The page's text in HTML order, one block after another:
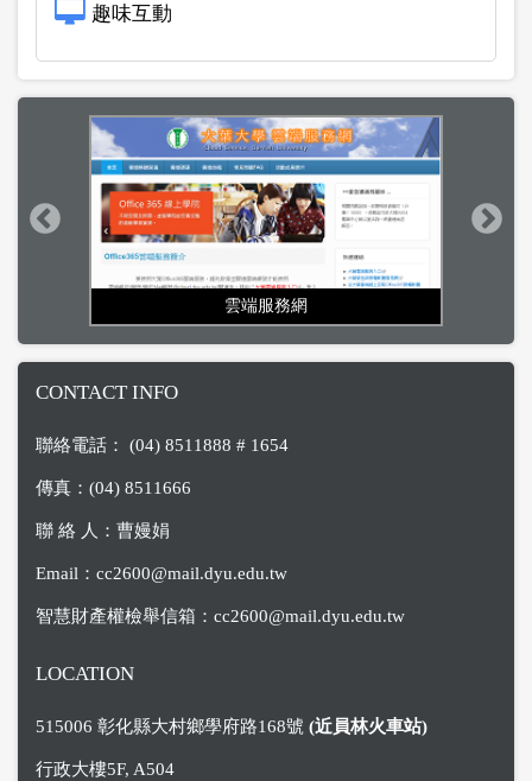
趣味互動
雲端服務網
CONTACT INFO
聯絡電話： (04) 8511888 # 1654
傳真：(04) 8511666
聯 絡 人：曹嫚娟
Email： cc2600@mail.dyu.edu.tw
智慧財產權檢舉信箱： cc2600@mail.dyu.edu.tw
LOCATION
515006 彰化縣大村鄉學府路168號 (近員林火車站)
行政大樓5F, A504